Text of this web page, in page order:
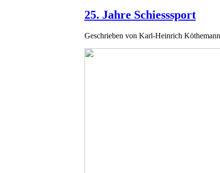
25. Jahre Schiesssport
Geschrieben von Karl-Heinrich Köthemann